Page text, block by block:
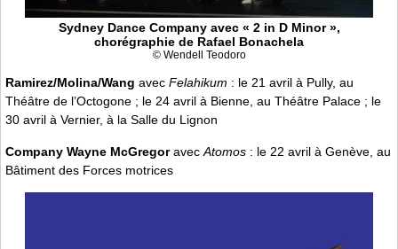
Sydney Dance Company avec « 2 in D Minor »,
chorégraphie de Rafael Bonachela
© Wendell Teodoro
Ramirez/Molina/Wang avec Felahikum : le 21 avril à Pully, au
Théâtre de l’Octogone ; le 24 avril à Bienne, au Théâtre Palace ; le
30 avril à Vernier, à la Salle du Lignon
Company Wayne McGregoravec Atomos : le 22 avril à Genève, au
Bâtiment des Forces motrices